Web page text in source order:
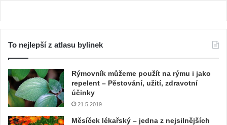
To nejlepší z atlasu bylinek
Rýmovník můžeme použít na rýmu i jako
repelent – Pěstování, užití, zdravotní
účinky
21.5.2019
Měsíček lékařský – jedna z nejsilnějších